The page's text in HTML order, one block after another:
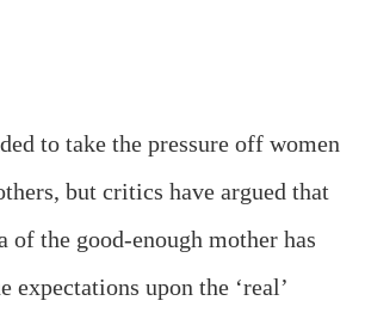
to take the pressure off women
but critics have argued that
of the good-enough mother has
expectations upon the ‘real’